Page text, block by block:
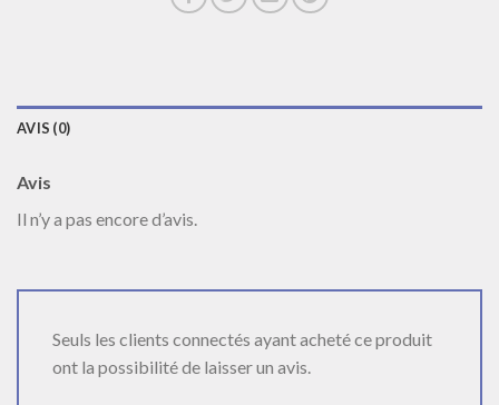
AVIS (0)
Avis
Il n’y a pas encore d’avis.
Seuls les clients connectés ayant acheté ce produit
ont la possibilité de laisser un avis.